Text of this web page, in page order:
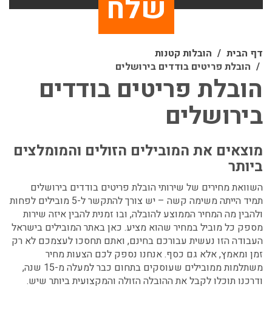
דף הבית
הובלות קטנות
הובלת פריטים בודדים בירושלים
הובלת פריטים בודדים
בירושלים
מוצאים את המובילים הזולים והמומלצים
ביותר
השוואת מחירים של שירותי הובלת פריטים בודדים בירושלים
תמיד הייתה משימה קשה – יש צורך להתקשר ל-5 מובילים לפחות
ולהבין מה המחיר הממוצע להובלה, ובו זמנית להבין איזה שירות
מספק כל מוביל במחיר שהוא מציע. כאן באתר המובילים בישראל
העבודה הזו נעשית עבורכם בחינם, ואתם תחסכו לעצמכם לא רק
זמן ומאמץ, אלא גם כסף. אנחנו נספק לכם הצעות מחיר
משתלמות ממובילים שעוסקים בתחום כבר למעלה מ-15 שנה,
ודרכנו תוכלו לקבל את ההובלה הזולה והמקצועית ביותר שיש.